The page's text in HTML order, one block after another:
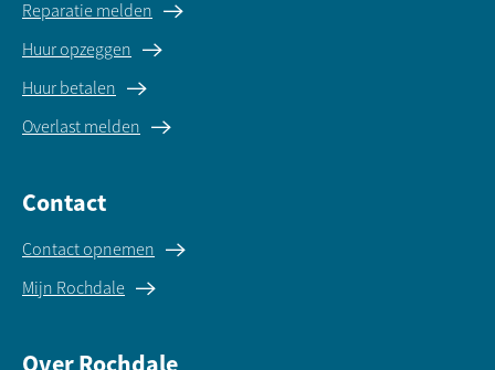
Reparatie melden
Huur opzeggen
Huur betalen
Overlast melden
Contact
Contact opnemen
Mijn Rochdale